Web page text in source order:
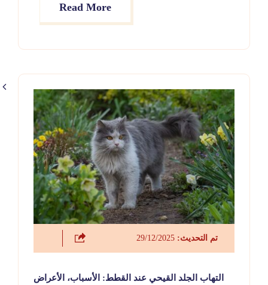
المتضرر من الظفر أو لمنع حدوث عدوى.Read More
تم التحديث:
التهاب الجلد القيحي عند القطط: الأسباب، الأعراض